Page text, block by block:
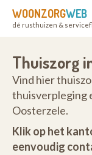
WOONZORGWEB
dé rusthuizen &
Thuiszorg
Vind hier
thuisverpleging
Oosterzele.
Klik op het
eenvoudig